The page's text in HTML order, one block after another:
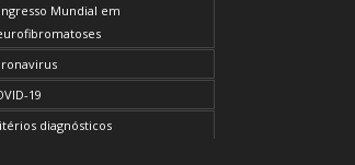
Mundial em
19
diagnósticos